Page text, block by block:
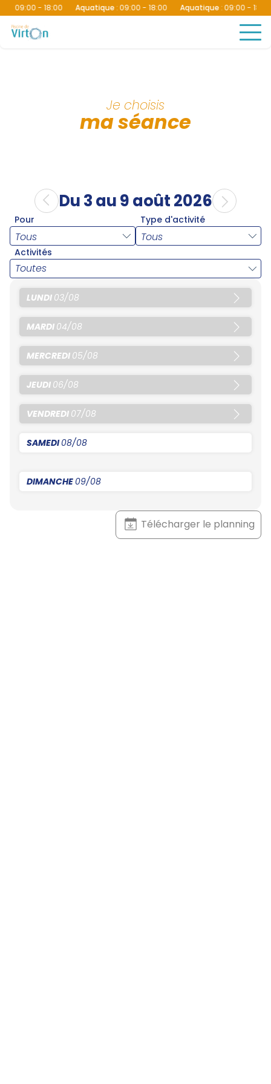
09:00 - 18:00 Aquatique:09:00 - 18:00 Aquatique:09:00 - 18:00
Je choisis
ma séance
Du 3 au 9 août 2026
Pour Type d'activité
Activités
Toutes
LUNDI 03/08
MARDI 04/08
MERCREDI 05/08
JEUDI 06/08
VENDREDI 07/08
SAMEDI08/08
DIMANCHE 09/08
Télécharger le planning